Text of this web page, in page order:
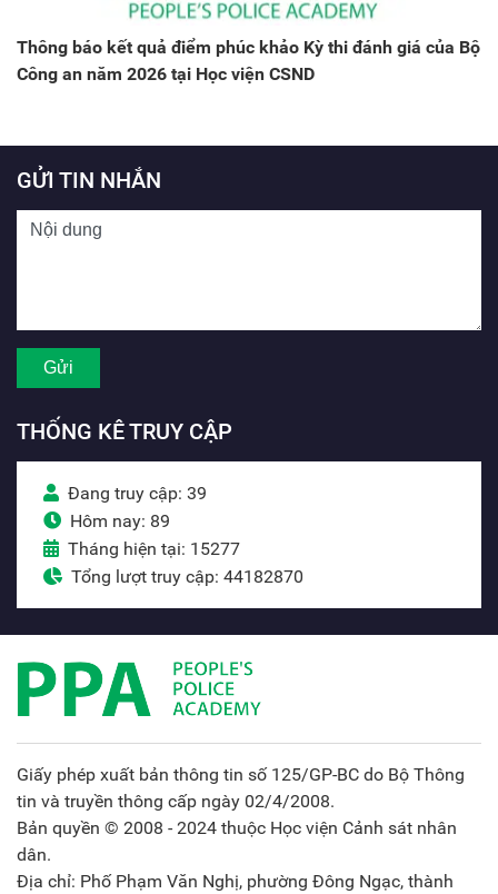
Thông báo kết quả điểm phúc khảo Kỳ thi đánh giá của Bộ
Công an năm 2026 tại Học viện CSND
GỬI TIN NHẮN
THỐNG KÊ TRUY CẬP
Đang truy cập: 39
Hôm nay: 89
Tháng hiện tại: 15277
Tổng lượt truy cập: 44182870
Giấy phép xuất bản thông tin số 125/GP-BC do Bộ Thông
tin và truyền thông cấp ngày 02/4/2008.
Bản quyền © 2008 - 2024 thuộc Học viện Cảnh sát nhân
dân.
Địa chỉ: Phố Phạm Văn Nghị, phường Đông Ngạc, thành